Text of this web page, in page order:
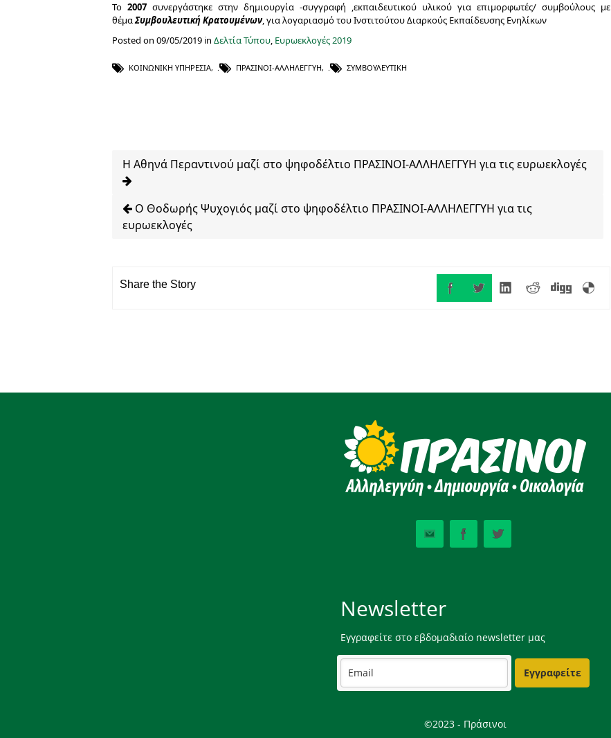
Το 2007 συνεργάστηκε στην δημιουργία -συγγραφή ,εκπαιδευτικού υλικού για επιμορφωτές/ συμβούλους με
θέμαΣυμβουλευτική Κρατουμένων, για λογαριασμό του Ινστιτούτου Διαρκούς Εκπαίδευσης Ενηλίκων
Posted on 09/05/2019 in Δελτία Τύπου, Ευρωεκλογές 2019
ΚΟΙΝΩΝΙΚΉ ΥΠΗΡΕΣΊΑ, ΠΡΑΣΙΝΟΙ-ΑΛΛΗΛΕΓΓΥΗ, ΣΥΜΒΟΥΛΕΥΤΙΚΉ
Η Αθηνά Περαντινού μαζί στο ψηφοδέλτιο ΠΡΑΣΙΝΟΙ-ΑΛΛΗΛΕΓΓΥΗ για τις ευρωεκλογές
O Θοδωρής Ψυχογιός μαζί στο ψηφοδέλτιο ΠΡΑΣΙΝΟΙ-ΑΛΛΗΛΕΓΓΥΗ για τις
ευρωεκλογές
Share the Story
Newsletter
Εγγραφείτε στο εβδομαδιαίο newsletter μας
Εγγραφείτε
©2023 - Πράσινοι